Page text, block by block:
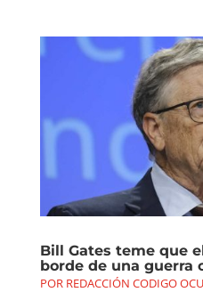
Bill Gates teme que
borde de una guerra
POR REDACCIÓN CODIGO